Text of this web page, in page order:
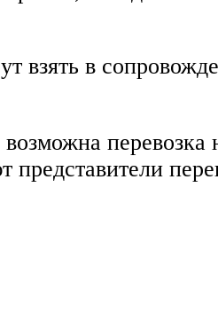
в
перевозка
представители